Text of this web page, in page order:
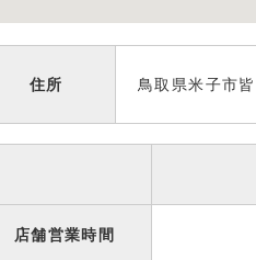
住所 鳥取県米子市
店舗営業時間